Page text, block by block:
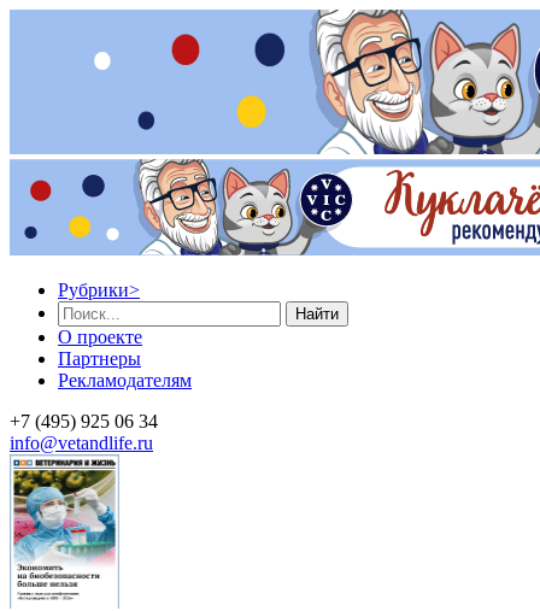
Рубрики>
Найти
О проекте
Партнеры
Рекламодателям
+7 (495) 925 06 34
info@vetandlife.ru